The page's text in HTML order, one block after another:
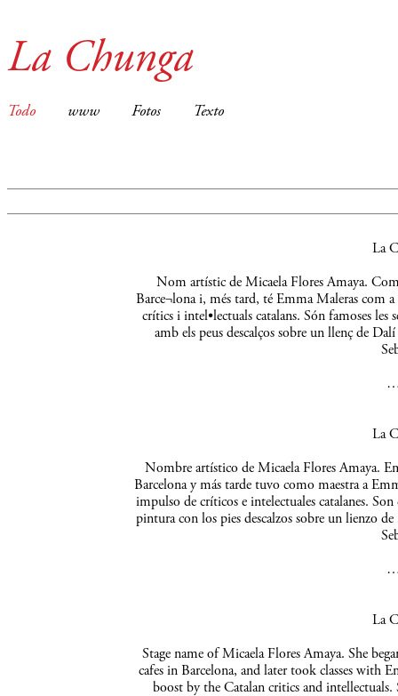
La Chunga
Todo www Fotos Texto
La
Nom artístic de Micaela Flores Amaya.
Barce¬lona i, més tard, té Emma Maleras com
crítics i intel•lectuals catalans. Són famoses
amb els peus descalços sobre un llenç de
La
Nombre artístico de Micaela Flores Amaya.
Barcelona y más tarde tuvo como maestra a
impulso de críticos e intelectuales catalanes.
pintura con los pies descalzos sobre un lienzo
La
Stage name of Micaela Flores Amaya. She
cafes in Barcelona, and later took classes with
boost by the Catalan critics and